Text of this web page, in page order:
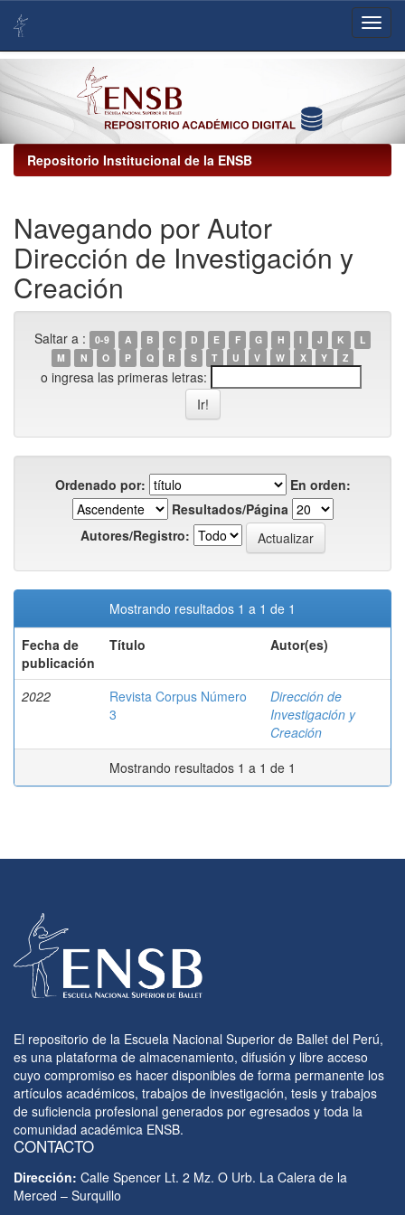
navigation
Repositorio Institucional de la ENSB
Navegando por Autor
Dirección de Investigación y
Creación
Saltar a : 0-9 A B C D E F G H I J K
L
M
N O P Q R S T U V W X Y Z
o ingresa las primeras letras:
Ordenado por:
En orden:
Resultados/Página
Autores/Registro:
Mostrando resultados 1 a 1 de 1
Fecha de
publicación
Título Autor(es)
2022
Revista Corpus Número
3
Dirección de
Investigación y
Creación
Mostrando resultados 1 a 1 de 1
El repositorio de la Escuela Nacional Superior de Ballet del Perú,
es una plataforma de almacenamiento, difusión y libre acceso
cuyo compromiso es hacer disponibles de forma permanente los
artículos académicos, trabajos de investigación, tesis y trabajos
de suficiencia profesional generados por egresados y toda la
comunidad académica ENSB.
CONTACTO
Dirección: Calle Spencer Lt. 2 Mz. O Urb. La Calera de la
Merced – Surquillo